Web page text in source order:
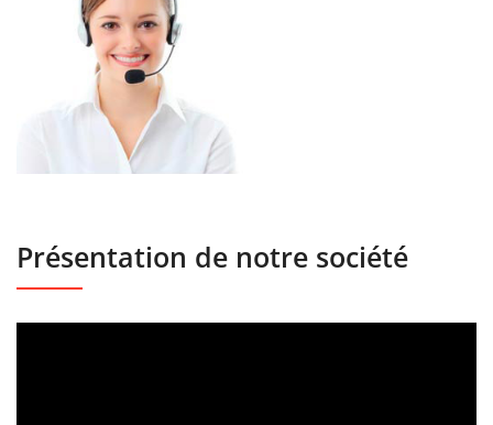
Présentation de notre société